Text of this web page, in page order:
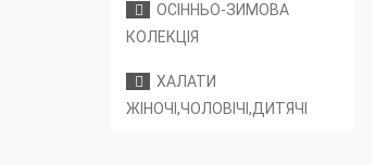
ОСІННЬО-ЗИМОВА
КОЛЕКЦІЯ
ХАЛАТИ
ЖІНОЧІ,ЧОЛОВІЧІ,ДИТЯЧІ